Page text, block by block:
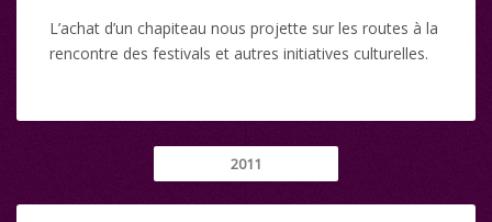
L’achat d’un chapiteau nous projette sur les routes à la
rencontre des festivals et autres initiatives culturelles.
2011